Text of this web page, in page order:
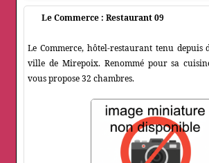
Le Commerce : Restaurant 09
Le Commerce, hôtel-restaurant tenu depuis
ville de Mirepoix. Renommé pour sa
vous propose 32 chambres.